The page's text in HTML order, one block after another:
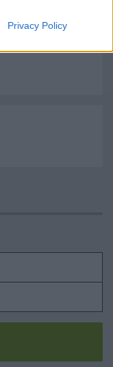
Privacy Policy